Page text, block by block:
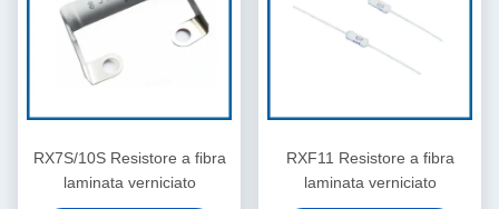
RX7S/10S Resistore a fibra
laminata verniciato
RXF11 Resistore a fibra
laminata verniciato